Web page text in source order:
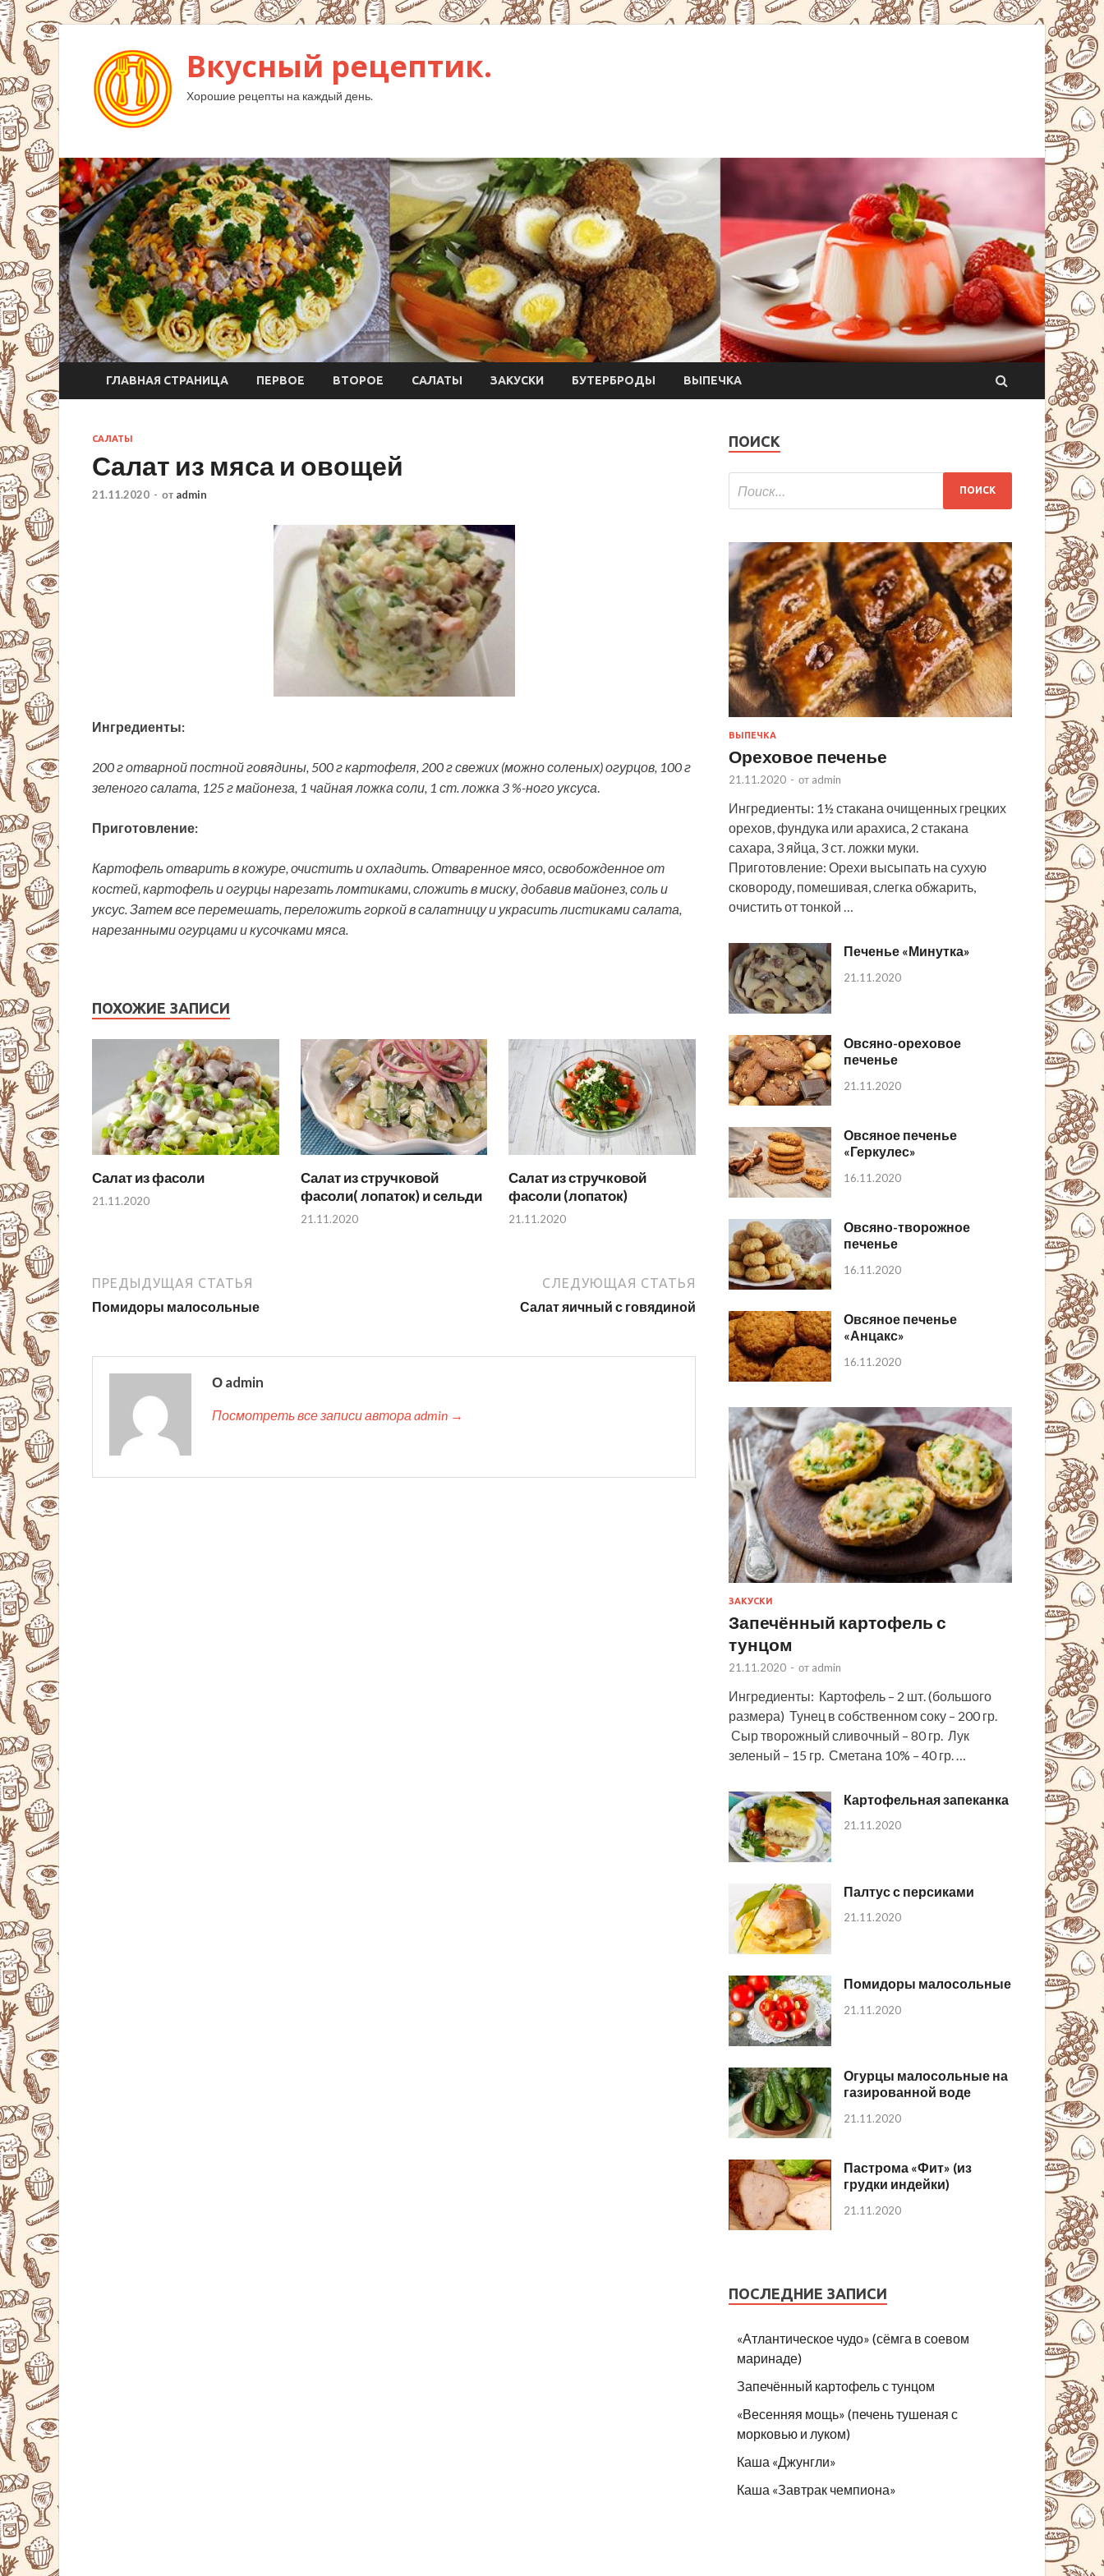
Вкусный рецептик.
Хорошие рецепты на каждый день.
ГЛАВНАЯ СТРАНИЦА ПЕРВОЕ ВТОРОЕ САЛАТЫ ЗАКУСКИ БУТЕРБРОДЫ ВЫПЕЧКА
САЛАТЫ
Салат из мяса и овощей
21.11.2020 - от admin
Ингредиенты:
200 г отварной постной говядины, 500 г картофеля, 200 г свежих (можно соленых) огурцов, 100 г
зеленого салата, 125 г майонеза, 1 чайная ложка соли, 1 ст. ложка 3 %-ного уксуса.
Приготовление:
Картофель отварить в кожуре, очистить и охладить. Отваренное мясо, освобожденное от
костей, картофель и огурцы нарезать ломтиками, сложить в миску, добавив майонез, соль и
уксус. Затем все перемешать, переложить горкой в салатницу и украсить листиками салата,
нарезанными огурцами и кусочками мяса.
ПОХОЖИЕ ЗАПИСИ
Салат из фасоли
21.11.2020
Салат из стручковой
фасоли( лопаток) и сельди
21.11.2020
Салат из стручковой
фасоли (лопаток)
21.11.2020
ПРЕДЫДУЩАЯ СТАТЬЯ
Помидоры малосольные
СЛЕДУЮЩАЯ СТАТЬЯ
Салат яичный с говядиной
О admin
Посмотреть все записи автора admin →
ПОИСК
ВЫПЕЧКА
Ореховое печенье
21.11.2020 - от admin
Ингредиенты: 1½ стакана очищенных грецких
орехов, фундука или арахиса, 2 стакана
сахара, 3 яйца, 3 ст. ложки муки.
Приготовление: Орехи высыпать на сухую
сковороду, помешивая, слегка обжарить,
очистить от тонкой …
Печенье «Минутка»
21.11.2020
Овсяно-ореховое
печенье
21.11.2020
Овсяное печенье
«Геркулес»
16.11.2020
Овсяно-творожное
печенье
16.11.2020
Овсяное печенье
«Анцакс»
16.11.2020
ЗАКУСКИ
Запечённый картофель с
тунцом
21.11.2020 - от admin
Ингредиенты: Картофель – 2 шт. (большого
размера) Тунец в собственном соку – 200 гр.
Сыр творожный сливочный – 80 гр. Лук
зеленый – 15 гр. Сметана 10% – 40 гр. …
Картофельная запеканка
21.11.2020
Палтус с персиками
21.11.2020
Помидоры малосольные
21.11.2020
Огурцы малосольные на
газированной воде
21.11.2020
Пастрома «Фит» (из
грудки индейки)
21.11.2020
ПОСЛЕДНИЕ ЗАПИСИ
«Атлантическое чудо» (сёмга в соевом
маринаде)
Запечённый картофель с тунцом
«Весенняя мощь» (печень тушеная с
морковью и луком)
Каша «Джунгли»
Каша «Завтрак чемпиона»